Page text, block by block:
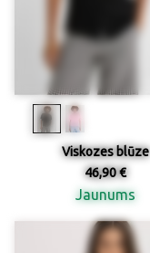
Viskozes blūze
46,90 €
Jaunums